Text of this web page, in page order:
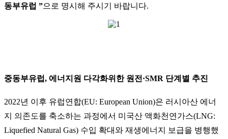
동부유럽 ”으로 명시해 주시기 바랍니다.
중동부유럽, 에너지원 다각화위한 원전·SMR 단계별 추진
2022년 이후 유럽연합(EU: European Union)은 러시아산 에너
지 의존도를 축소하는 과정에서 미국산 액화천연가스(LNG:
Liquefied Natural Gas) 수입 확대와 재생에너지 보급을 병행했